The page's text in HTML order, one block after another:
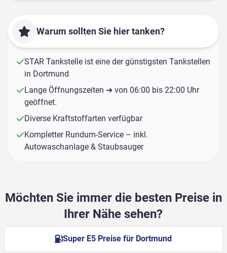
Warum sollten Sie hier tanken?
STAR Tankstelle ist eine der günstigsten Tankstellen
in Dortmund
Lange Öffnungszeiten ➔ von 06:00 bis 22:00 Uhr
geöffnet.
Diverse Kraftstoffarten verfügbar
Kompletter Rundum-Service – inkl.
Autowaschanlage & Staubsauger
Möchten Sie immer die besten Preise in
Ihrer Nähe sehen?
Super E5 Preise für Dortmund